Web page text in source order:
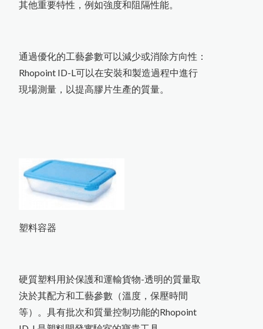
其他重要特性，例如強度和阻隔性能。
通過優化的工藝參數可以減少或消除方向性：
Rhopoint ID-L可以在安裝和製造過程中進行
現場測量，以提高膠片生產的質量。
塑料容器
硬質塑料用於保護和運輸貨物-透明的質量取
決於其配方和工藝參數（溫度，保壓時間
等）。具有批次和質量控制功能的Rhopoint